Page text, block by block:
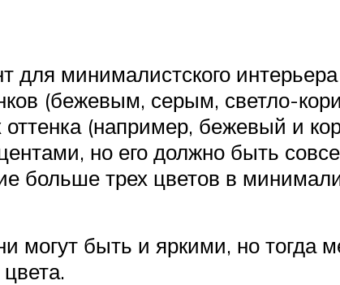
для минималистского
(бежевым, серым, светло-
(например, бежевый и
но его должно быть
больше трех цветов в
могут быть и яркими, но тогда